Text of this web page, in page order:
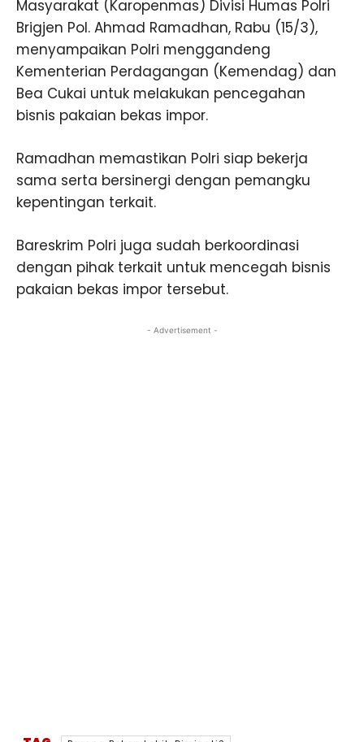
Masyarakat (Karopenmas) Divisi Humas Polri
Brigjen Pol. Ahmad Ramadhan, Rabu (15/3),
menyampaikan Polri menggandeng
Kementerian Perdagangan (Kemendag) dan
Bea Cukai untuk melakukan pencegahan
bisnis pakaian bekas impor.
Ramadhan memastikan Polri siap bekerja
sama serta bersinergi dengan pemangku
kepentingan terkait.
Bareskrim Polri juga sudah berkoordinasi
dengan pihak terkait untuk mencegah bisnis
pakaian bekas impor tersebut.
- Advertisement -